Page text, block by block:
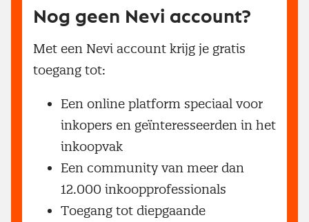
Nog geen Nevi account?
Met een Nevi account krijg je gratis
toegang tot:
Een online platform speciaal voor
inkopers en geïnteresseerden in het
inkoopvak
Een community van meer dan
12.000 inkoopprofessionals
Toegang tot diepgaande